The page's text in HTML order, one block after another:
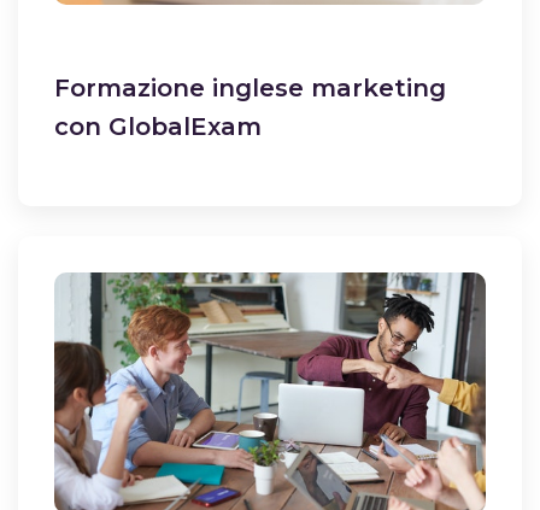
Formazione inglese marketing
con GlobalExam